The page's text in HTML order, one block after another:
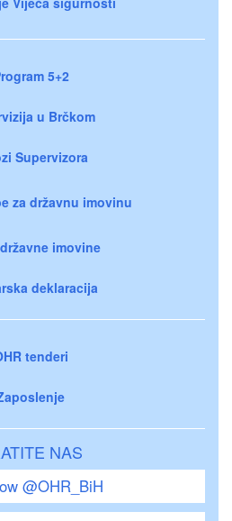
5+2
u Brčkom
Supervizora
za državnu imovinu
imovine
deklaracija
tenderi
NAS
@OHR_BiH